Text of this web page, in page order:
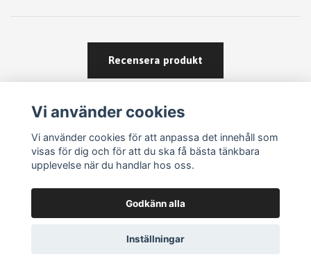
Recensera produkt
Om köp och returer
Vi använder cookies
Vi använder cookies för att anpassa det innehåll som
visas för dig och för att du ska få bästa tänkbara
upplevelse när du handlar hos oss.
Godkänn alla
Inställningar